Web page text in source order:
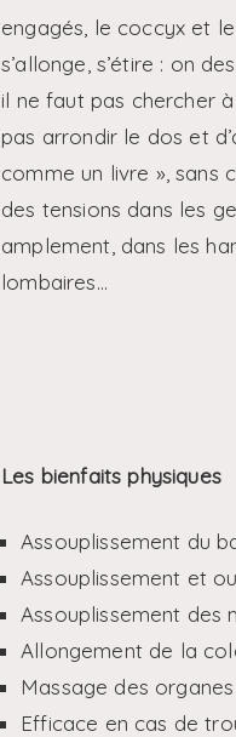
engagés, le coccyx et
s’allonge, s’étire : on
il ne faut pas chercher
pas arrondir le dos et
comme un livre », sans
des tensions dans les
amplement, dans les
lombaires…
Les bienfaits physiques
Assouplissement du
Assouplissement et
Assouplissement des
Allongement de la
Massage des
Efficace en cas de